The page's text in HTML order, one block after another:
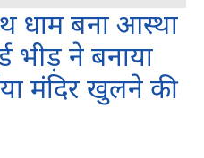
धाम बना आस्था
भीड़ ने बनाया
मंदिर खुलने की